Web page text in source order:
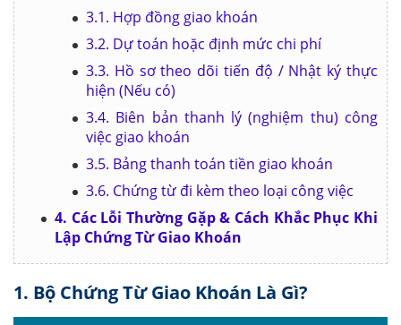
3.1. Hợp đồng giao khoán
3.2. Dự toán hoặc định mức chi phí
3.3. Hồ sơ theo dõi tiến độ / Nhật ký thực
hiện (Nếu có)
3.4. Biên bản thanh lý (nghiệm thu) công
việc giao khoán
3.5. Bảng thanh toán tiền giao khoán
3.6. Chứng từ đi kèm theo loại công việc
4. Các Lỗi Thường Gặp & Cách Khắc Phục Khi
Lập Chứng Từ Giao Khoán
1. Bộ Chứng Từ Giao Khoán Là Gì?